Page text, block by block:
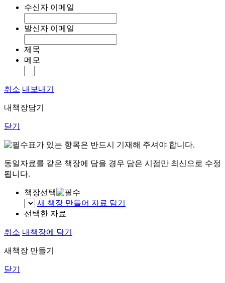
수신자 이메일
발신자 이메일
제목
메모
취소 내보내기
내책장담기
닫기
표가 있는 항목은 반드시 기재해 주셔야 합니다.
동일자료를 같은 책장에 담을 경우 담은 시점만 최신으로 수정
됩니다.
책장선택
새 책장 만들어 자료 담기
선택한 자료
취소 내책장에 담기
새책장 만들기
닫기